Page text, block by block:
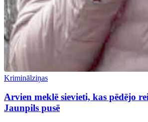
Kriminālziņas
Arvien meklē sievieti, kas pēdējo
Jaunpils pusē